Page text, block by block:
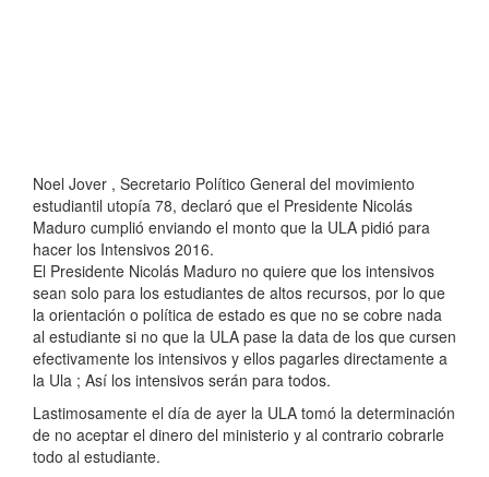
Noel Jover , Secretario Político General del movimiento
estudiantil utopía 78, declaró que el Presidente Nicolás
Maduro cumplió enviando el monto que la ULA pidió para
hacer los Intensivos 2016.
El Presidente Nicolás Maduro no quiere que los intensivos
sean solo para los estudiantes de altos recursos, por lo que
la orientación o política de estado es que no se cobre nada
al estudiante si no que la ULA pase la data de los que cursen
efectivamente los intensivos y ellos pagarles directamente a
la Ula ; Así los intensivos serán para todos.
Lastimosamente el día de ayer la ULA tomó la determinación
de no aceptar el dinero del ministerio y al contrario cobrarle
todo al estudiante.